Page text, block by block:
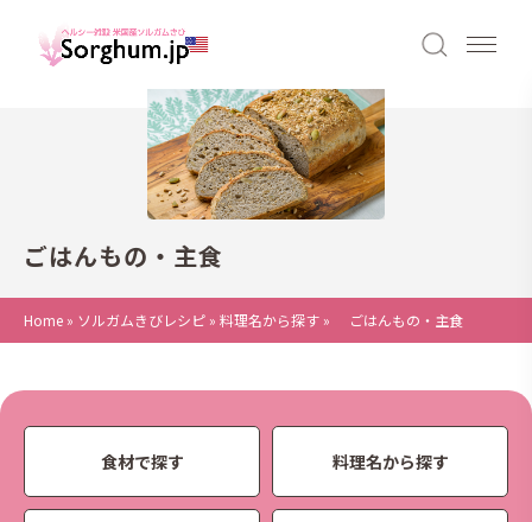
ごはんもの・主食
Home » ソルガムきびレシピ » 料理名から探す » ごはんもの・主食
食材で探す 料理名から探す